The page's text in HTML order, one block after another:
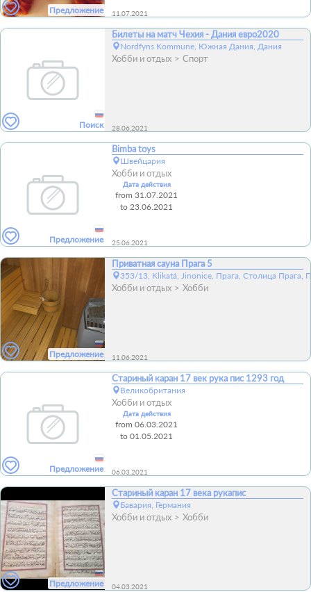
Предложение 11.07.2021
Поиск
Билеты на матч Чехия - Дания евро2020
Nordfyns Kommune, Южная Дания, Дания
Хобби и отдых Спорт
28.06.2021
Предложение
Bimba toys
Швейцария
Хобби и отдых
Дата действия
from 31.07.2021
to 23.06.2021
25.06.2021
Предложение
Приватная сауна Прага 5
353/13, Klikatá, Jinonice, Прага, Столица Прага,
Хобби и отдых Хобби
11.06.2021
Предложение
Стариный каран 17 век рука пис 1293 год
Великобритания
Хобби и отдых
Дата действия
from 06.03.2021
to 01.05.2021
06.03.2021
Предложение
Стариный каран 17 века рукапис
Бавария, Германия
Хобби и отдых Хобби
04.03.2021